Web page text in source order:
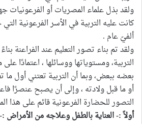
ولقد بذل علماء المصريات أو الفرعونيات
كانت عليه التربية في الأسر الفرعونية
ألفيّ عام .
ولقد تم بناء تصور التعليم عند الفراعنة
التربية، ومستوياتها ووسائلها ، اعتمادًا
بعضه ببعض، وبما أن التربية تعتني أول ما
أو ما قبل ولادته ، وإلى أن يصبح عنصرًا
التصور للحضارة الفرعونية قائم على هذا
أولاً :- العناية بالطفل وعلاجه من الأمراض :-